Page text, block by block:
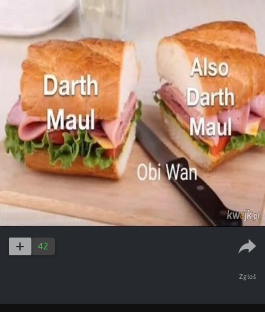
42
Zgłoś